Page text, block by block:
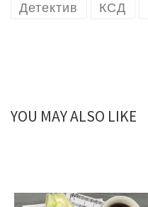
Детектив КСД
YOU MAY ALSO LIKE